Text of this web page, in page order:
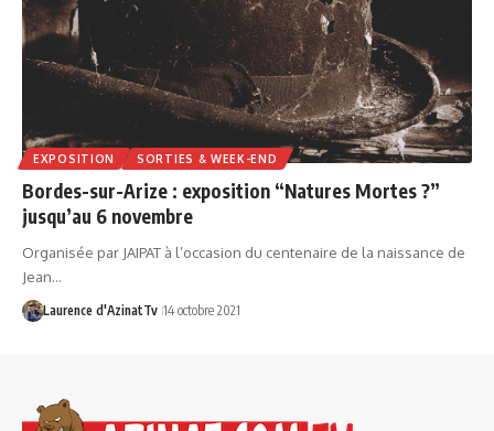
EXPOSITION SORTIES & WEEK-END
Bordes-sur-Arize : exposition “Natures Mortes ?”
jusqu’au 6 novembre
Organisée par JAIPAT à l’occasion du centenaire de la naissance de
Jean…
Laurence d'AzinatTv 14 octobre 2021